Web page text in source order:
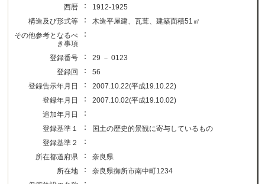
西暦
：
1912-1925
構造及び形式等
：
木造平屋建、瓦葺、建築面積51㎡
その他参考となるべ
き事項
：
登録番号 ：
29 － 0123
登録回
：
56
登録告示年月日
：
2007.10.22(平成19.10.22)
登録年月日
：
2007.10.02(平成19.10.02)
追加年月日
：
登録基準１ ：
国土の歴史的景観に寄与しているもの
登録基準２
：
所在都道府県 ：
奈良県
所在地
：
奈良県御所市南中町1234